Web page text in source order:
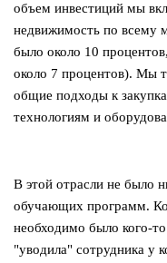
объем инвестиций мы
недвижимость по всему
было около 10
около 7 процентов). Мы
общие подходы к
технологиям и
В этой отрасли не было
обучающих программ.
необходимо было кого-
"уводила" сотрудника у